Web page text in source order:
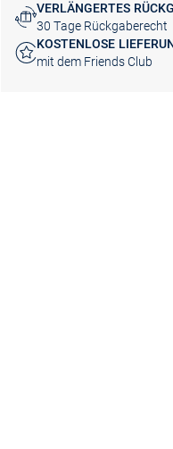
VERLÄNGERTES
30 Tage Rückgaberecht
KOSTENLOSE
mit dem Friends Club